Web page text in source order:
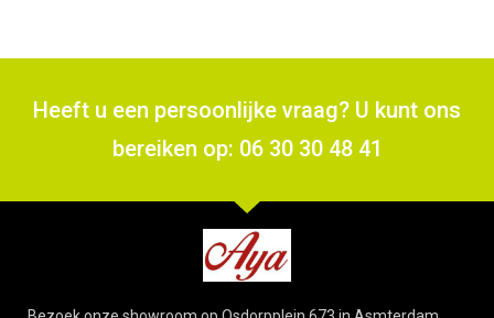
Heeft u een persoonlijke vraag? U kunt ons
bereiken op: 06 30 30 48 41